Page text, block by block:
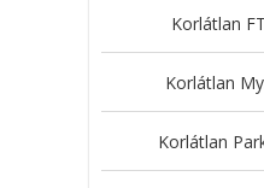
Korlátlan
Korlátlan
Korlátlan